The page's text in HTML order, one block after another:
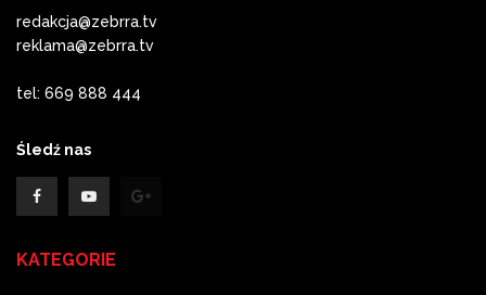
redakcja@zebrra.tv
reklama@zebrra.tv
tel: 669 888 444
Śledź nas
KATEGORIE